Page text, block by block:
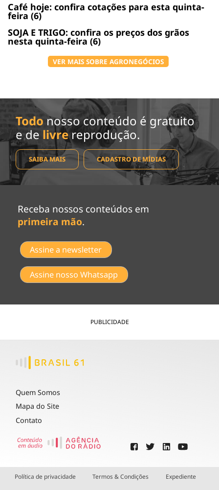
Café hoje: confira cotações para esta quinta-
feira (6)
SOJA E TRIGO: confira os preços dos grãos
nesta quinta-feira (6)
VER MAIS SOBRE AGRONEGÓCIOS
Todo nosso conteúdo é gratuito
e de livrereprodução.
SAIBA MAIS CADASTRO DE MÍDIAS
Receba nossos conteúdos em
primeira mão.
Assine a newsletter
Assine nosso Whatsapp
PUBLICIDADE
Quem Somos
Mapa do Site
Contato
Política de privacidade Termos & Condições Expediente